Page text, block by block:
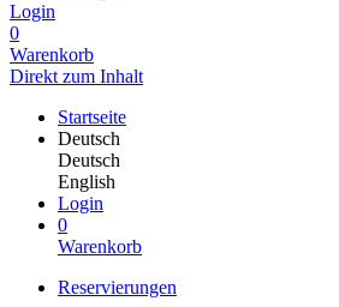
Login
0
Warenkorb
Direkt zum Inhalt
Startseite
Deutsch
Deutsch
English
Login
0
Warenkorb
Reservierungen